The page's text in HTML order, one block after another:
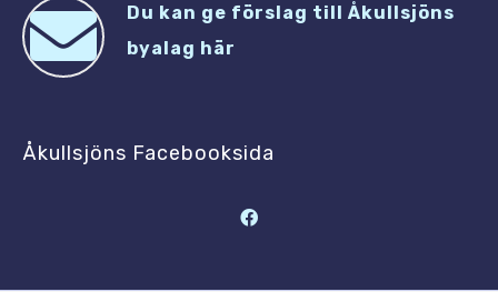
Du kan ge förslag till Åkullsjöns
byalag här
Åkullsjöns Facebooksida